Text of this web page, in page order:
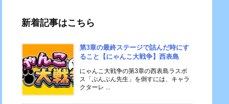
新着記事はこちら
第3章の最終ステージで詰んだ時にす
ること【にゃんこ大戦争】西表島
にゃんこ大戦争の第3章の西表島ラスボ
ス「ぶんぶん先生」を倒すには、キャラ
クターレ ...